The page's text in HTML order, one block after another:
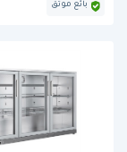
بائع موثق